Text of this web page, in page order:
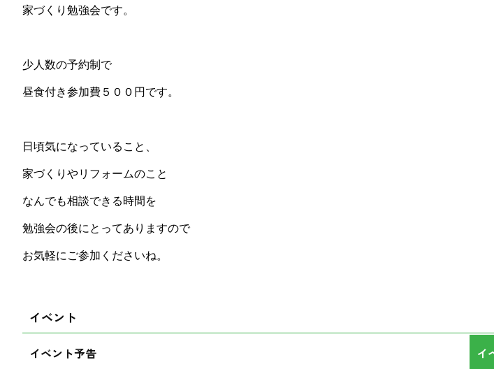
家づくり勉強会です。
少人数の予約制で
昼食付き参加費５００円です。
日頃気になっていること、
家づくりやリフォームのこと
なんでも相談できる時間を
勉強会の後にとってありますので
お気軽にご参加くださいね。
イベント
イベント予告 イ